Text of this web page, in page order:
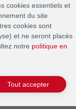
cookies essentiels et
du site
cookies sont
et ne seront placés
notre politique en
Tout accepter